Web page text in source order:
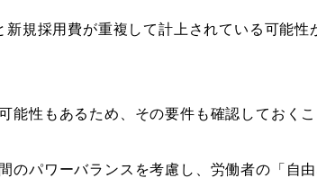
規採用費が重複して計上されている可能
性もあるため、その要件も確認しておくこ
パワーバランスを考慮し、労働者の「自